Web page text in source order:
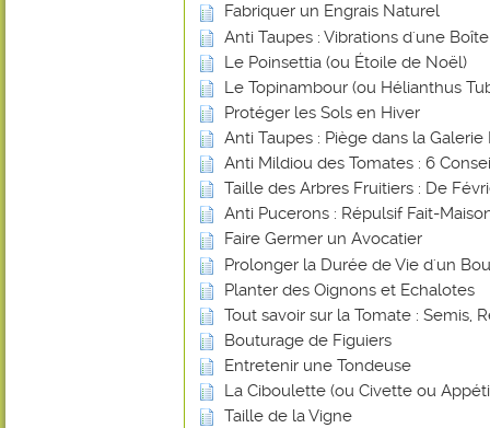
Fabriquer un Engrais Naturel
Anti Taupes : Vibrations d'une
Le Poinsettia (ou Étoile de Noël)
Le Topinambour (ou Hélianthus
Protéger les Sols en Hiver
Anti Taupes : Piège dans la Galerie
Anti Mildiou des Tomates : 6
Taille des Arbres Fruitiers : De
Anti Pucerons : Répulsif Fait-
Faire Germer un Avocatier
Prolonger la Durée de Vie d'un
Planter des Oignons et Echalotes
Tout savoir sur la Tomate : Semis,
Bouturage de Figuiers
Entretenir une Tondeuse
La Ciboulette (ou Civette ou
Taille de la Vigne